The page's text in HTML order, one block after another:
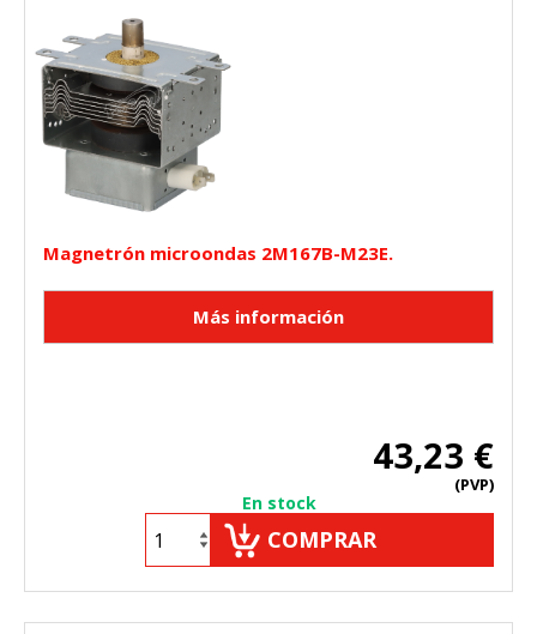
Magnetrón microondas 2M167B-M23E.
43,23 €
(PVP)
En stock
COMPRAR